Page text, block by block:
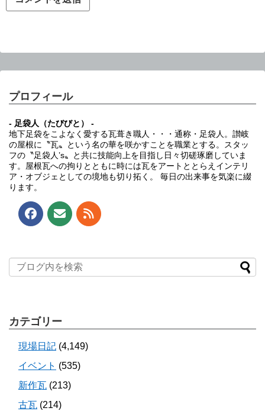
プロフィール
- 足袋人（たびびと） -
地下足袋をこよなく愛する瓦葺き職人・・・通称・足袋人。讃岐
の屋根に〝瓦〟という名の華を咲かすことを職業とする。スタッ
フの〝足袋人’s〟と共に技能向上を目指し日々切磋琢磨していま
す。屋根瓦への拘りとともに時には瓦をアートととらえインテリ
ア・オブジェとしての境地も切り拓く。 毎日の出来事を気楽に綴
ります。
カテゴリー
現場日記 (4,149)
イベント (535)
新作瓦 (213)
古瓦 (214)